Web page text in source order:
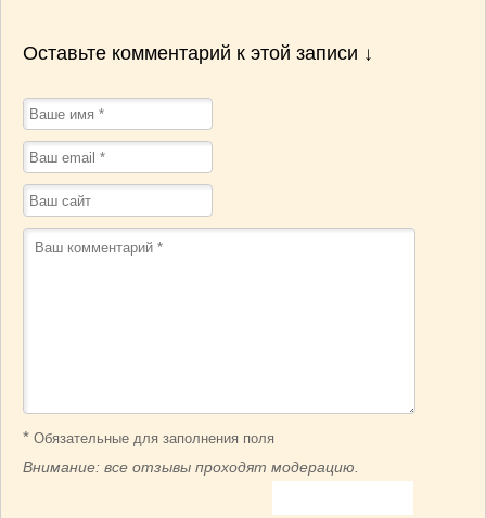
Оставьте комментарий к этой записи ↓
* Обязательные для заполнения поля
Внимание: все отзывы проходят модерацию.